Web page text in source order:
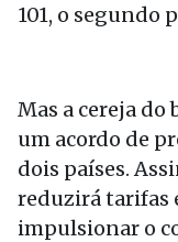
101, o segundo
Mas a cereja do
um acordo de
dois países.
reduzirá tarifas
impulsionar o